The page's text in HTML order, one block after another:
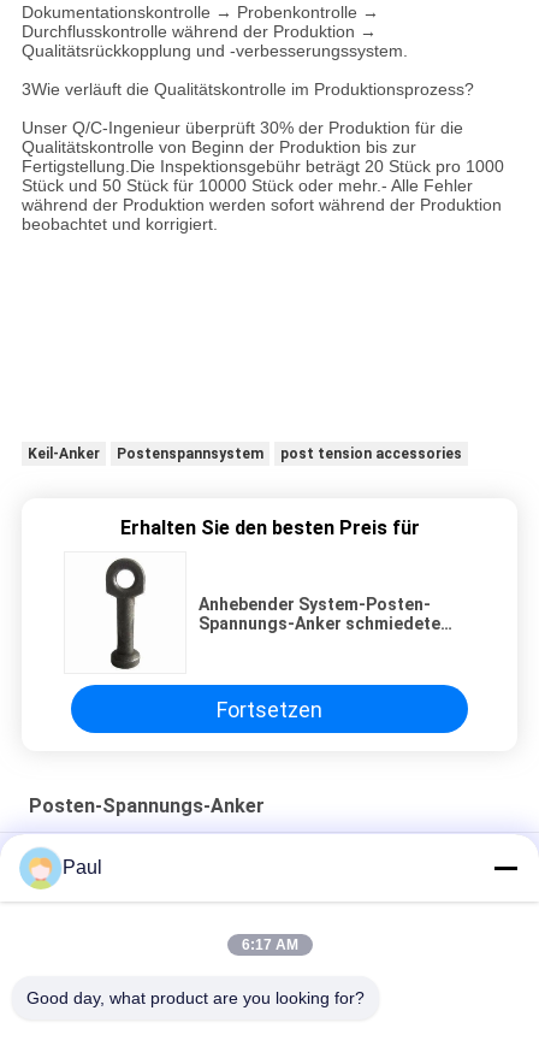
Dokumentationskontrolle → Probenkontrolle →
Durchflusskontrolle während der Produktion →
Qualitätsrückkopplung und -verbesserungssystem.
3Wie verläuft die Qualitätskontrolle im Produktionsprozess?
Unser Q/C-Ingenieur überprüft 30% der Produktion für die
Qualitätskontrolle von Beginn der Produktion bis zur
Fertigstellung.Die Inspektionsgebühr beträgt 20 Stück pro 1000
Stück und 50 Stück für 10000 Stück oder mehr.- Alle Fehler
während der Produktion werden sofort während der Produktion
beobachtet und korrigiert.
Keil-Anker Postenspannsystem post tension accessories
Erhalten Sie den besten Preis für
Anhebender System-Posten-
Spannungs-Anker schmiedete
Fortsetzen
Posten-Spannungs-Anker
Post Spannung Gusseisen Anker Keil Verankerung Blöcke
Strand Griffe Flachanker
Paul
6:17 AM
Good day, what product are you looking for?